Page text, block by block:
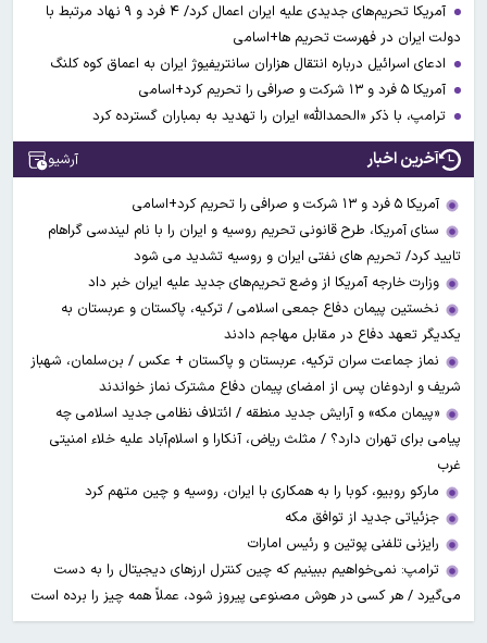
آمریکا تحریم‌های جدیدی علیه ایران اعمال کرد/ ۴ فرد و ۹ نهاد مرتبط با
دولت ایران در فهرست تحریم ها+اسامی
ادعای اسرائیل درباره انتقال هزاران سانتریفیوژ ایران به اعماق کوه کلنگ
آمریکا ۵ فرد و ۱۳ شرکت و صرافی را تحریم کرد+اسامی
ترامپ، با ذکر «الحمدالله» ایران را تهدید به بمباران گسترده کرد
آخرین اخبار آرشیو
آمریکا ۵ فرد و ۱۳ شرکت و صرافی را تحریم کرد+اسامی
سنای آمریکا، طرح قانونی تحریم روسیه و ایران را با نام لیندسی گراهام
تایید کرد/ تحریم های نفتی ایران و روسیه تشدید می شود
وزارت خارجه آمریکا از وضع تحریم‌های جدید علیه ایران خبر داد
نخستین پیمان دفاع جمعی اسلامی / ترکیه، پاکستان و عربستان به
یکدیگر تعهد دفاع در مقابل مهاجم دادند
نماز جماعت سران ترکیه، عربستان و پاکستان + عکس / بن‌سلمان، شهباز
شریف و اردوغان پس از امضای پیمان دفاع مشترک نماز خواندند
«پیمان مکه» و آرایش جدید منطقه / ائتلاف نظامی جدید اسلامی چه
پیامی برای تهران دارد؟ / مثلث ریاض، آنکارا و اسلام‌آباد علیه خلاء امنیتی
غرب
مارکو روبیو، کوبا را به همکاری با ایران، روسیه و چین متهم کرد
جزئیاتی جدید از توافق مکه
رایزنی تلفنی پوتین و رئیس امارات
ترامپ: نمی‌خواهیم ببینیم که چین کنترل ارز‌های دیجیتال را به دست
می‌گیرد / هر کسی در هوش مصنوعی پیروز شود، عملاً همه چیز را برده است